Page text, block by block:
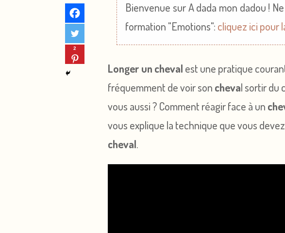
Bienvenue sur A dada mon dadou !
formation "Emotions": cliquez ici pour
Longer un cheval est une pratique
fréquemment de voir son cheval sortir du
vous aussi ? Comment réagir face à un
vous explique la technique que vous
cheval.
2